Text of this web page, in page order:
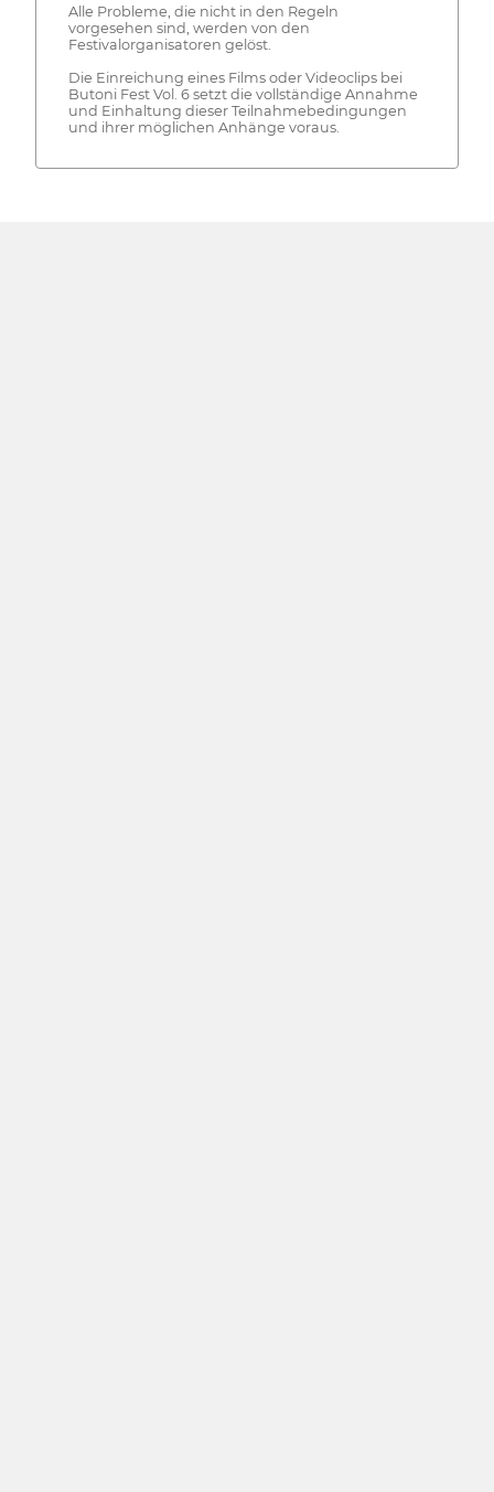
Alle Probleme, die nicht in den Regeln
vorgesehen sind, werden von den
Festivalorganisatoren gelöst.
Die Einreichung eines Films oder Videoclips bei
Butoni Fest Vol. 6 setzt die vollständige Annahme
und Einhaltung dieser Teilnahmebedingungen
und ihrer möglichen Anhänge voraus.